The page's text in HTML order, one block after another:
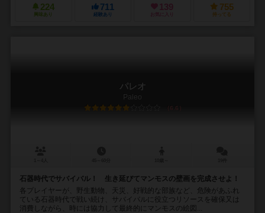
224
興味あり
711
経験あり
139
お気に入り
755
持ってる
パレオ
Paleo
6.6
石器時代でサバイバル！ 生き延びてマンモスの壁画を完成させよ！
各プレイヤーが、野生動物、天災、好戦的な部族など、危険があふれ
ている石器時代で戦い続け、サバイバルに役立つリソースを確保又は
消費しながら、時には協力して最終的にマンモスの絵図...